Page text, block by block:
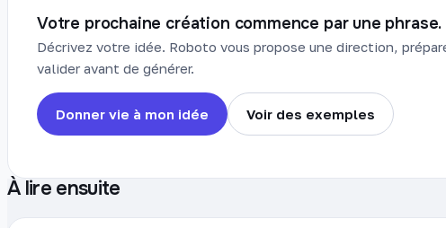
Votre prochaine création commence par une phrase.
Décrivez votre idée. Roboto vous propose une direction,
valider avant de générer.
Donner vie à mon idée Voir des exemples
À lire ensuite